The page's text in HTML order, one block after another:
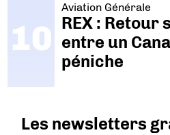
Aviation Générale
REX : Retour
entre un
péniche
Les newsletters